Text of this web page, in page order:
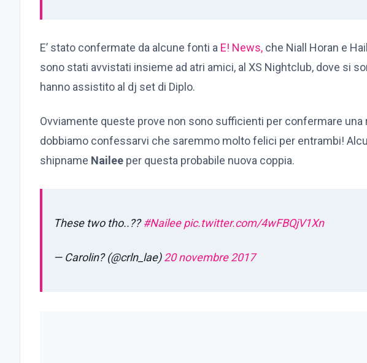
E’ stato confermate da alcune fonti a E! News, che Niall Horan e
sono stati avvistati insieme ad atri amici, al XS Nightclub, dove si
hanno assistito al dj set di Diplo.
Ovviamente queste prove non sono sufficienti per confermare una
dobbiamo confessarvi che saremmo molto felici per entrambi!
shipname Nailee per questa probabile nuova coppia.
These two tho..??#Nailee pic.twitter.com/4wFBQjV1Xn
— Carolin? (@crln_lae)20 novembre 2017